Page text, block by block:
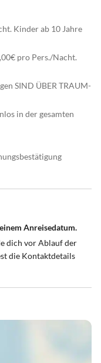
Kinder ab 10 Jahre
pro Pers./Nacht.
SIND ÜBER TRAUM-
in der gesamten
Anreisedatum.
dich vor Ablauf der
die Kontaktdetails